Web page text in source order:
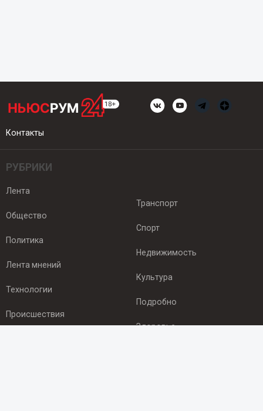
Контакты
РУБРИКИ
Лента
Общество
Политика
Лента мнений
Технологии
Происшествия
Транспорт
Спорт
Недвижимость
Культура
Подробно
Здоровье